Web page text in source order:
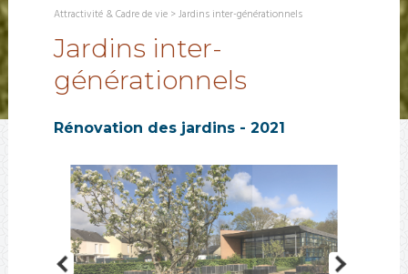
Attractivité & Cadre de vie >Jardins inter-générationnels
Jardins inter-
générationnels
Rénovation des jardins - 2021